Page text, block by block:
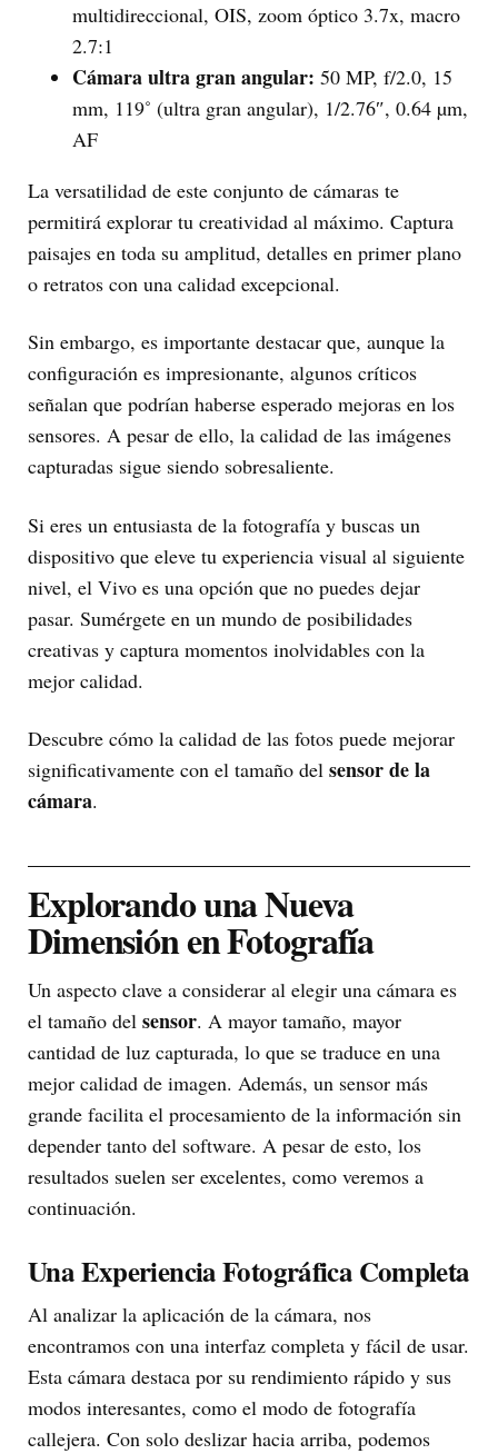
multidireccional, OIS, zoom óptico 3.7x, macro
2.7:1
Cámara ultra gran angular: 50 MP, f/2.0, 15
mm, 119˚ (ultra gran angular), 1/2.76″, 0.64 µm,
AF
La versatilidad de este conjunto de cámaras te
permitirá explorar tu creatividad al máximo. Captura
paisajes en toda su amplitud, detalles en primer plano
o retratos con una calidad excepcional.
Sin embargo, es importante destacar que, aunque la
configuración es impresionante, algunos críticos
señalan que podrían haberse esperado mejoras en los
sensores. A pesar de ello, la calidad de las imágenes
capturadas sigue siendo sobresaliente.
Si eres un entusiasta de la fotografía y buscas un
dispositivo que eleve tu experiencia visual al siguiente
nivel, el Vivo es una opción que no puedes dejar
pasar. Sumérgete en un mundo de posibilidades
creativas y captura momentos inolvidables con la
mejor calidad.
Descubre cómo la calidad de las fotos puede mejorar
significativamente con el tamaño del sensor de la
cámara.
Explorando una Nueva
Dimensión en Fotografía
Un aspecto clave a considerar al elegir una cámara es
el tamaño del sensor. A mayor tamaño, mayor
cantidad de luz capturada, lo que se traduce en una
mejor calidad de imagen. Además, un sensor más
grande facilita el procesamiento de la información sin
depender tanto del software. A pesar de esto, los
resultados suelen ser excelentes, como veremos a
continuación.
Una Experiencia Fotográfica Completa
Al analizar la aplicación de la cámara, nos
encontramos con una interfaz completa y fácil de usar.
Esta cámara destaca por su rendimiento rápido y sus
modos interesantes, como el modo de fotografía
callejera. Con solo deslizar hacia arriba, podemos